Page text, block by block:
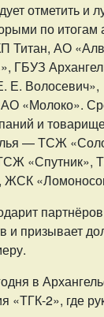
отметить и
по итогам
Титан, АО
ГБУЗ
Е. Волосевич»,
«Молоко».
и
— ТСЖ
«Спутник»,
ЖСК
и призывает
в
«ТГК-2», где